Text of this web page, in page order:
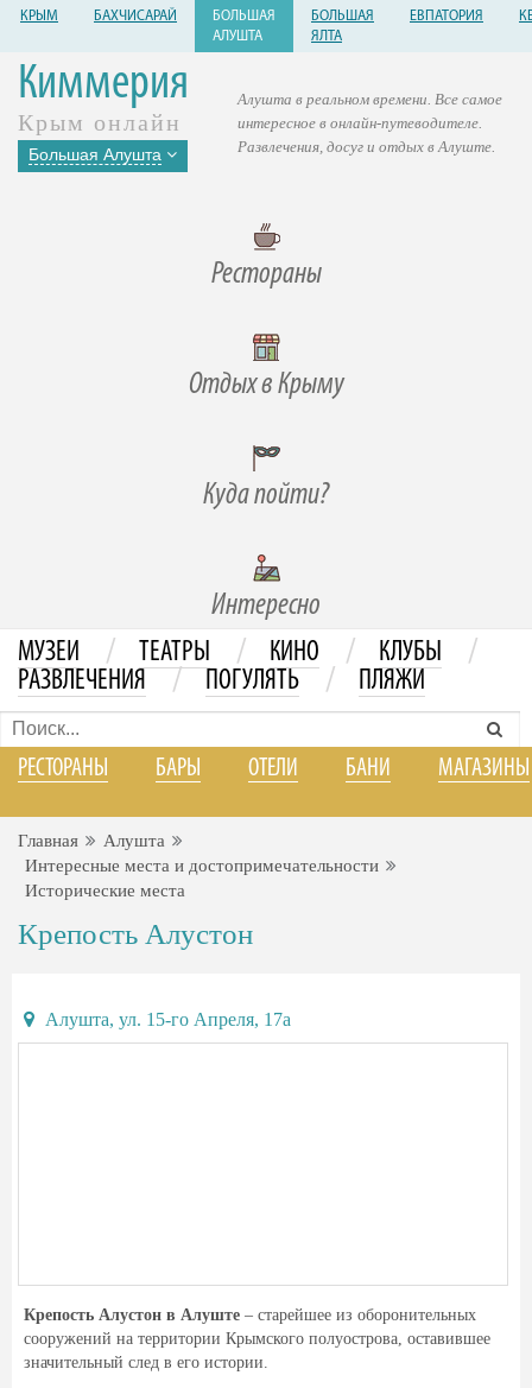
КРЫМ БАХЧИСАРАЙ
БОЛЬШАЯ
АЛУШТА
БОЛЬШАЯ
ЯЛТА
ЕВПАТОРИЯ
Киммерия
Крым онлайн
Большая Алушта
Рестораны
Отдых в Крыму
Куда пойти?
Интересно
Алушта в реальном времени. Все самое
интересное в онлайн-путеводителе.
Развлечения, досуг и отдых в Алуште.
МУЗЕИ / ТЕАТРЫ / КИНО / КЛУБЫ /
РАЗВЛЕЧЕНИЯ / ПОГУЛЯТЬ / ПЛЯЖИ
РЕСТОРАНЫ БАРЫ ОТЕЛИ БАНИ МАГАЗИНЫ
Главная
Алушта
Интересные места и достопримечательности
Исторические места
Крепость Алустон
Алушта, ул. 15-го Апреля, 17а
Крепость Алустон в Алуште – старейшее из оборонительных
сооружений на территории Крымского полуострова, оставившее
значительный след в его истории.